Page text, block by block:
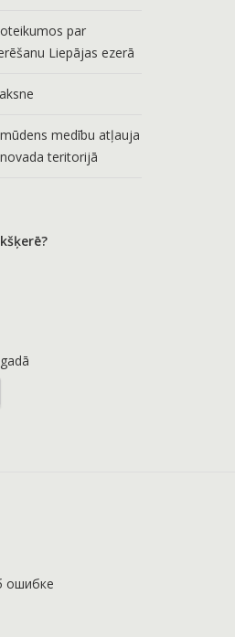
par
Liepājas ezerā
medību atļauja
teritorijā
ошибке